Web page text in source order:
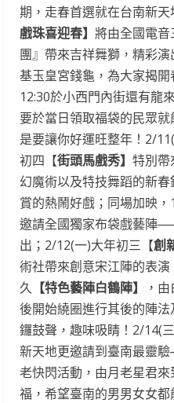
期，走春首選就在台南新
戲珠喜迎春】 將由全國電
團』帶來吉祥舞獅，精彩
基玉皇宮錢龜，為大家揭
12:30於小西門內街還有龍
要於當日領取福袋的民眾
是要讓你好運旺整年！2/
初四【街頭馬戲秀】 特別帶
幻魔術以及特技舞蹈的新
賞的熱鬧好戲；同場加映
邀請全國獨家布袋戲藝陣
出；2/12(一)大年初三【創
術社帶來創意宋江陣的表
久 【特色藝陣白鶴陣】
，
後開始繞圈進行其後的陣
鑼鼓聲，趣味吸睛！2/14(
新天地更邀請到臺南最靈
老快閃活動，由月老星君
福，希望臺南的男男女女都